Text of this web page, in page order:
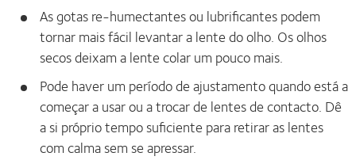
As gotas re-humectantes ou lubrificantes podem
tornar mais fácil levantar a lente do olho. Os olhos
secos deixam a lente colar um pouco mais.
Pode haver um período de ajustamento quando está a
começar a usar ou a trocar de lentes de contacto. Dê
a si próprio tempo suficiente para retirar as lentes
com calma sem se apressar.